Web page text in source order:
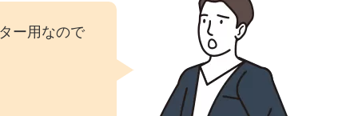
ー用なので